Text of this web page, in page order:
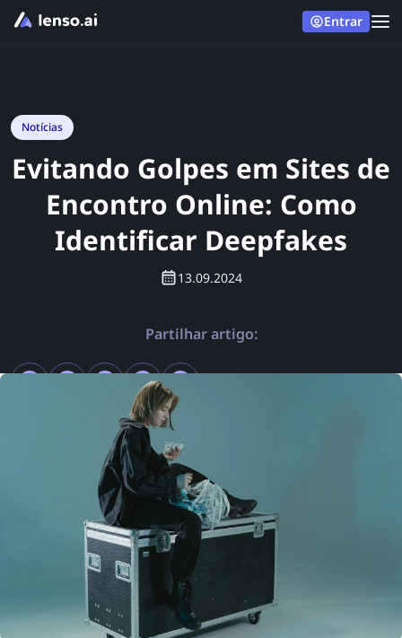
Entrar
Notícias
Evitando Golpes em Sites de
Encontro Online: Como
Identificar Deepfakes
13.09.2024
Partilhar artigo: